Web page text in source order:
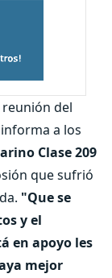
del
a los
Clase 209
que sufrió
"Que se
y el
en apoyo les
mejor